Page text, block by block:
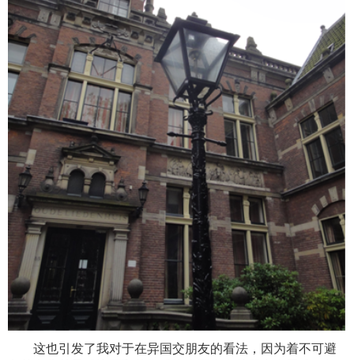
这也引发了我对于在异国交朋友的看法，因为着不可避